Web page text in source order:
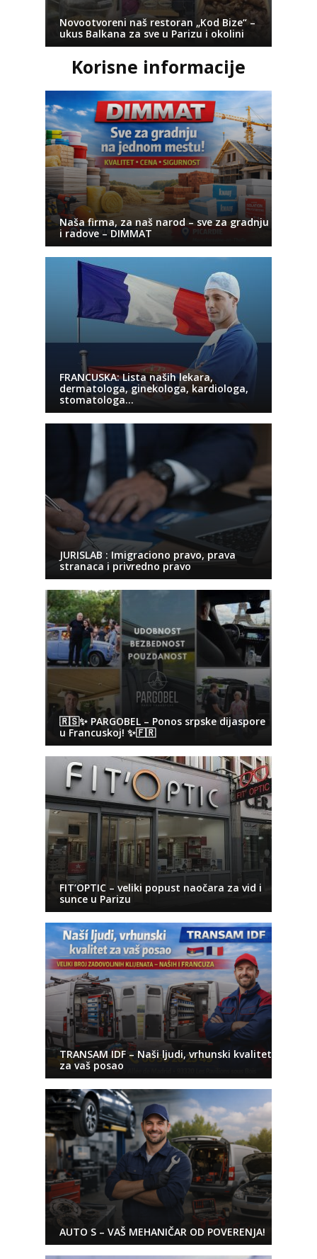
Novootvoreni naš restoran „Kod Bize“ –
ukus Balkana za sve u Parizu i okolini
Korisne informacije
Naša firma, za naš narod – sve za gradnju
i radove – DIMMAT
FRANCUSKA: Lista naših lekara,
dermatologa, ginekologa, kardiologa,
stomatologa…
JURISLAB : Imigraciono pravo, prava
stranaca i privredno pravo
🇷🇸✨ PARGOBEL – Ponos srpske dijaspore
u Francuskoj! ✨🇫🇷
FIT’OPTIC – veliki popust naočara za vid i
sunce u Parizu
TRANSAM IDF – Naši ljudi, vrhunski kvalitet
za vaš posao
AUTO S – VAŠ MEHANIČAR OD POVERENJA!